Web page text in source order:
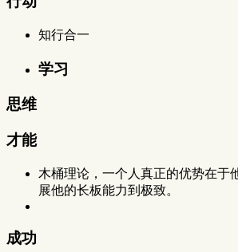
知行合一
学习
思维
才能
木桶理论，一个人真正的优势在于
展他的长板能力到极致。
成功